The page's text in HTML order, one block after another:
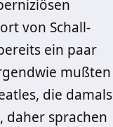
von Schall­
ein paar
muß­ten
die damals
daher sprachen